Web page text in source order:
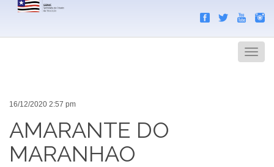
Menu
16/12/2020 2:57 pm
AMARANTE DO
MARANHAO